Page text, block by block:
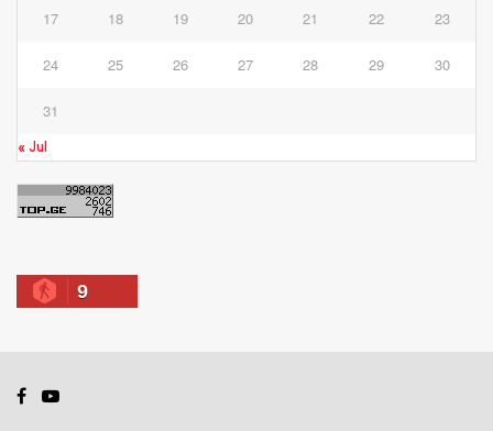
17 18 19 20 21 22 23
24 25 26 27 28 29 30
31
« Jul
9